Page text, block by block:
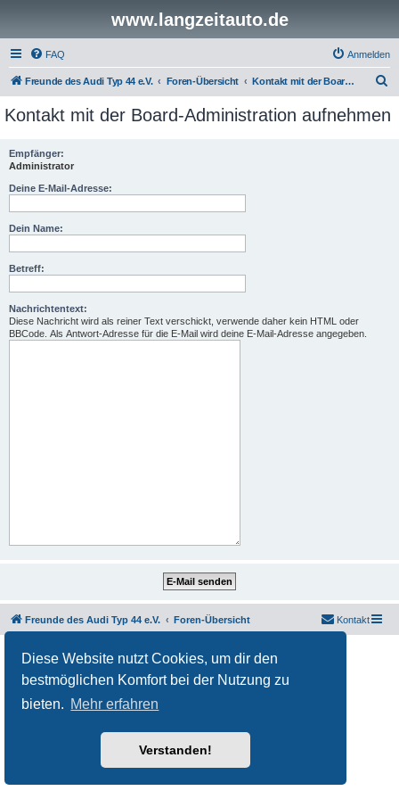
Diese Website nutzt Cookies, um dir den
bestmöglichen Komfort bei der Nutzung zu
bieten. Mehr erfahren
Verstanden!
www.langzeitauto.de
FAQ Anmelden
Freunde des Audi Typ 44 e.V. Foren-Übersicht Kontakt mit der Board-Administration aufnehmen
c
Kontakt mit der Board-Administration aufnehmen
Empfänger:
Administrator
Deine E-Mail-Adresse:
Dein Name:
Betreff:
Nachrichtentext:
Diese Nachricht wird als reiner Text verschickt, verwende daher kein HTML oder
BBCode. Als Antwort-Adresse für die E-Mail wird deine E-Mail-Adresse angegeben.
Freunde des Audi Typ 44 e.V. Foren-Übersicht Kontakt
Powered by phpBB
® Forum Software © phpBB Limited
Deutsche Übersetzung durch
Datenschutz|Nutzungsbedingungen